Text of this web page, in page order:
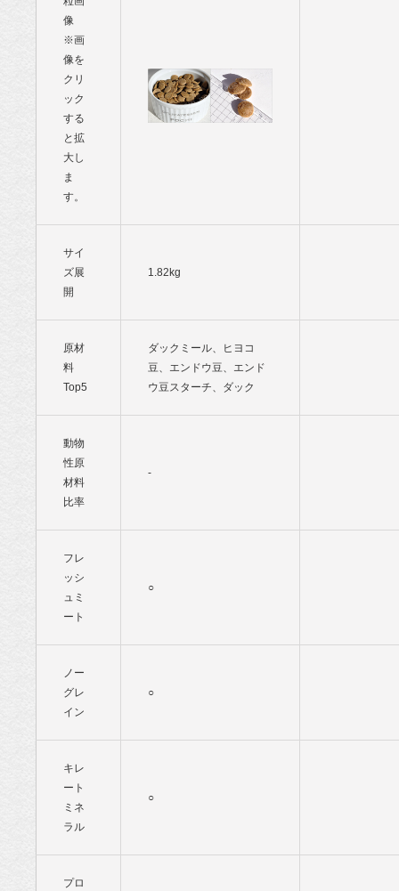
像
※画
像を
クリ
ック
する
と拡
大し
ま
す。
サイ
ズ展
開
1.82kg
原材
料
Top5
ダックミール、ヒヨコ
豆、エンドウ豆、エンド
ウ豆スターチ、ダック
動物
性原
材料
比率
-
フレ
ッシ
ュミ
ート
○
ノー
グレ
イン
○
キレ
ート
ミネ
ラル
○
プロ